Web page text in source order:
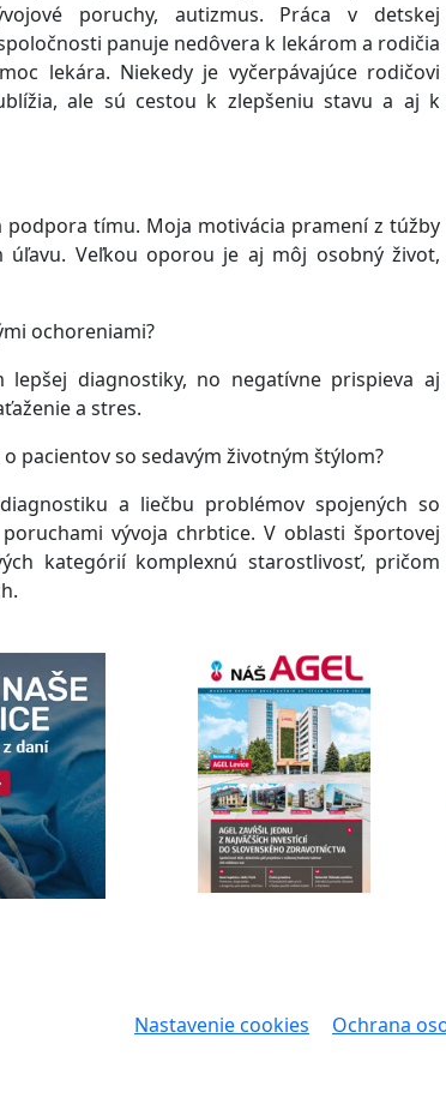
poruchy, autizmus. Práca v detskej
panuje nedôvera k lekárom a rodičia
lekára. Niekedy je vyčerpávajúce rodičovi
ale sú cestou k zlepšeniu stavu a aj k
tímu. Moja motivácia pramení z túžby
Veľkou oporou je aj môj osobný život,
ochoreniami?
diagnostiky, no negatívne prispieva aj
a stres.
pacientov so sedavým životným štýlom?
a liečbu problémov spojených so
vývoja chrbtice. V oblasti športovej
kategórií komplexnú starostlivosť, pričom
Nastavenie cookies
Ochrana